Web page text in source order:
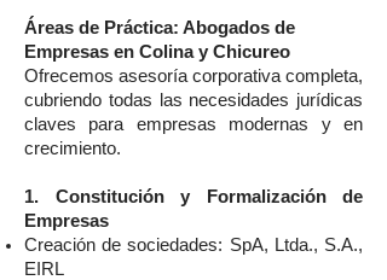
Áreas de Práctica: Abogados de
Empresas en Colina y Chicureo
Ofrecemos asesoría corporativa completa,
cubriendo todas las necesidades jurídicas
claves para empresas modernas y en
crecimiento.
1. Constitución y Formalización de
Empresas
Creación de sociedades: SpA, Ltda., S.A.,
EIRL